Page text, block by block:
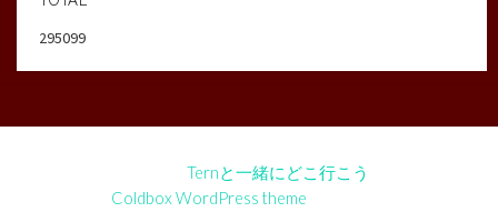
295099
Ternと一緒にどこ行こう
Coldbox WordPress theme